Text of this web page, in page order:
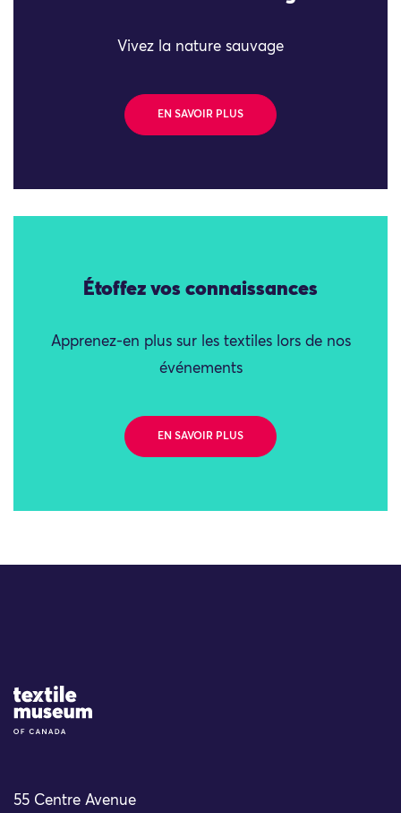
Vivez la nature sauvage
EN SAVOIR PLUS
Étoffez vos connaissances
Apprenez-en plus sur les textiles lors de nos
événements
EN SAVOIR PLUS
Site Logo
55 Centre Avenue